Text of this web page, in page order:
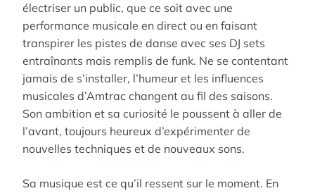
électriser un public, que ce soit avec une
performance musicale en direct ou en faisant
transpirer les pistes de danse avec ses DJ sets
entraînants mais remplis de funk. Ne se contentant
jamais de s’installer, l’humeur et les influences
musicales d’Amtrac changent au fil des saisons.
Son ambition et sa curiosité le poussent à aller de
l’avant, toujours heureux d’expérimenter de
nouvelles techniques et de nouveaux sons.
Sa musique est ce qu’il ressent sur le moment. En